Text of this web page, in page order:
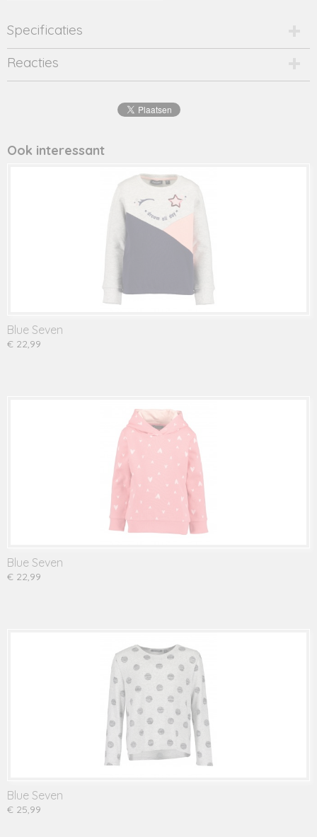
Specificaties
Productcode
764659/n-17713
Reacties
Ook interessant
Blue Seven
€ 22,99
Blue Seven
€ 22,99
Blue Seven
€ 25,99